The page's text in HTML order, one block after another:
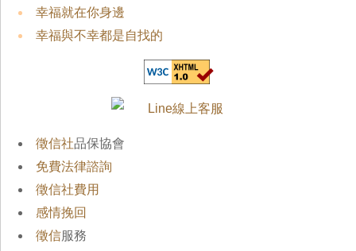
幸福就在你身邊
幸福與不幸都是自找的
徵信社品保協會
免費法律諮詢
徵信社費用
感情挽回
徵信服務